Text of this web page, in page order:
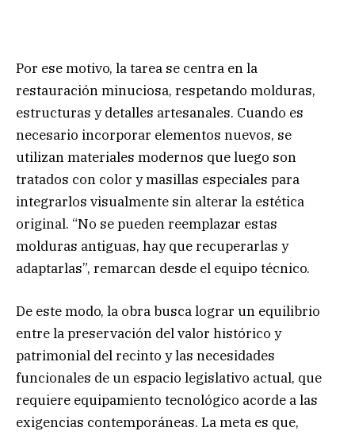
Por ese motivo, la tarea se centra en la
restauración minuciosa, respetando molduras,
estructuras y detalles artesanales. Cuando es
necesario incorporar elementos nuevos, se
utilizan materiales modernos que luego son
tratados con color y masillas especiales para
integrarlos visualmente sin alterar la estética
original. “No se pueden reemplazar estas
molduras antiguas, hay que recuperarlas y
adaptarlas”, remarcan desde el equipo técnico.
De este modo, la obra busca lograr un equilibrio
entre la preservación del valor histórico y
patrimonial del recinto y las necesidades
funcionales de un espacio legislativo actual, que
requiere equipamiento tecnológico acorde a las
exigencias contemporáneas. La meta es que,